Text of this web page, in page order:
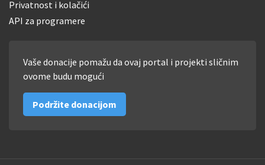
Privatnost i kolačići
API za programere
Vaše donacije pomažu da ovaj portal i projekti sličnim
ovome budu mogući
Podržite donacijom